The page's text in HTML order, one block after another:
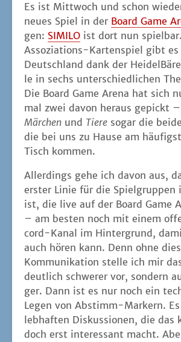
Es ist Mitt­woch und schon
neu­es Spiel in der Board Game
gen: SIMILO ist dort nun
Asso­zia­ti­ons-Kar­ten­spiel gibt
Deutsch­land dank der
le in sechs unter­schied­li­chen
Die Board Game Are­na hat sich
mal zwei davon her­aus gepickt
Mär­chen und Tie­re sogar die
die bei uns zu Hau­se am
Tisch kommen.
Aller­dings gehe ich davon aus,
ers­ter Linie für die Spiel­grup­pen
ist, die live auf der Board Game
– am bes­ten noch mit einem
cord-Kanal im Hin­ter­grund,
auch hören kann. Denn ohne
Kom­mu­ni­ka­ti­on stel­le ich mir
deut­lich schwe­rer vor, son­dern
ger. Dann ist es nur noch ein
Legen von Abstimm-Mar­kern.
leb­haf­ten Dis­kus­sio­nen, die das
doch erst inter­es­sant macht.